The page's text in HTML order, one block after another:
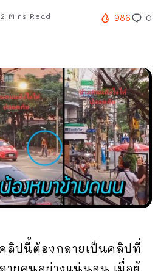
2 Mins Read 986 0
คลิปนี้ต้องกลายเป็นคลิปที่
ายคนอย่างแน่นอน เมื่อผู้